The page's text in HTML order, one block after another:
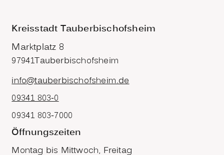
Kreisstadt Tauberbischofsheim
Marktplatz 8
97941Tauberbischofsheim
info@tauberbischofsheim.de
09341 803-0
09341 803-7000
Öffnungszeiten
Montag bis Mittwoch, Freitag